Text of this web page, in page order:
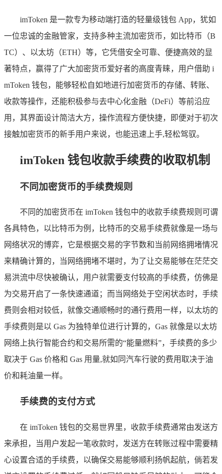
imToken 是一款专为移动端打造的轻量级钱包 App，犹如
一位忠诚的金融管家，支持多种主流加密货币，如比特币（B
TC）、以太坊（ETH）等，它凭借安全可靠、便捷高效的显
著特点，赢得了广大加密货币爱好者的高度青睐，用户借助 i
mToken 钱包，能够轻松自如地进行加密货币的存储、转账、
收款等操作，还能积极参与去中心化金融（DeFi）等前沿应
用，其界面设计简洁大方，操作流程方便快捷，即便对于初次
接触加密货币的新手用户来说，也能迅速上手,轻松驾驭。
imToken 钱包收款手续费的收取机制
不同加密货币的手续费规则
不同的加密货币在 imToken 钱包中的收款手续费规则可谓
各具特色，以比特币为例，比特币的交易手续费就像是一场与
网络状况的博弈，它是根据交易的字节数和当前网络拥堵情况
来精确计算的，当网络拥堵不堪时，为了让交易能够在茫茫交
易洪流中尽快被确认，用户就需要支付较高的手续费，仿佛是
为交易开启了一条快速通道；而当网络处于空闲状态时，手续
费则会相对较低，就像交通顺畅时的通行费用一样，以太坊的
手续费则是以 Gas 为独特单位进行计算的，Gas 就像是以太坊
网络上执行智能合约和交易所需的“能量燃料”，手续费的多少
取决于 Gas 价格和 Gas 用量,就如同汽车行驶的费用取决于油
价和耗油量一样。
手续费的支付方式
在 imToken 钱包的交易世界里，收款手续费通常由发送方
来承担，当用户发起一笔收款时，发送方在转账过程中需要精
心设置合适的手续费，以确保交易能够顺利扬帆起航，倘若发